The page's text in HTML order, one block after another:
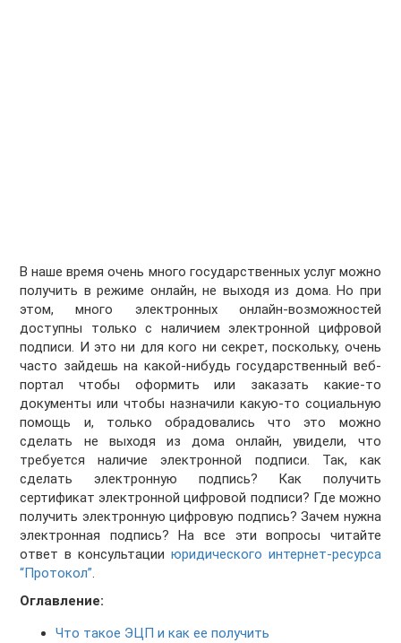
В наше время очень много государственных услуг можно
получить в режиме онлайн, не выходя из дома. Но при
этом, много электронных онлайн-возможностей
доступны только с наличием электронной цифровой
подписи. И это ни для кого ни секрет, поскольку, очень
часто зайдешь на какой-нибудь государственный веб-
портал чтобы оформить или заказать какие-то
документы или чтобы назначили какую-то социальную
помощь и, только обрадовались что это можно
сделать не выходя из дома онлайн, увидели, что
требуется наличие электронной подписи. Так, как
сделать электронную подпись? Как получить
сертификат электронной цифровой подписи? Где можно
получить электронную цифровую подпись? Зачем нужна
электронная подпись? На все эти вопросы читайте
ответ в консультации юридического интернет-ресурса
“Протокол”.
Оглавление:
Что такое ЭЦП и как ее получить